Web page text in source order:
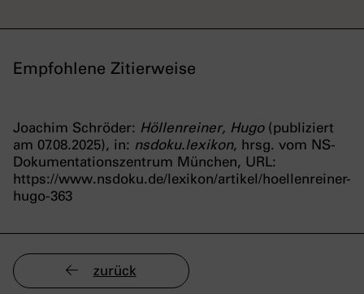
Empfohlene Zitierweise
Joachim Schröder: Höllenreiner, Hugo(publiziert
am 07.08.2025), in: nsdoku.lexikon, hrsg. vom NS-
Dokumentationszentrum München, URL:
https://www.nsdoku.de/lexikon/artikel/hoellenreiner-
hugo-363
zurück